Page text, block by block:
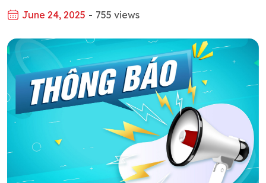
Nguyễn Bá Phước đã không còn xa lạ – đặc biệt với
những ai theo đuổi tinh thần và kỹ thuật nấu ăn chuẩn
mực của ẩm thực Nhật Bản. Vượt qua nhiều thử […]
June 24, 2025 - 755 views